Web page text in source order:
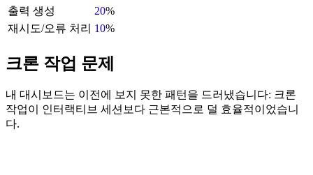
출력 생성
20%
재시도/오류 처리 10%
크론 작업 문제
내 대시보드는 이전에 보지 못한 패턴을 드러냈습니다: 크론
작업이 인터랙티브 세션보다 근본적으로 덜 효율적이었습니
다.